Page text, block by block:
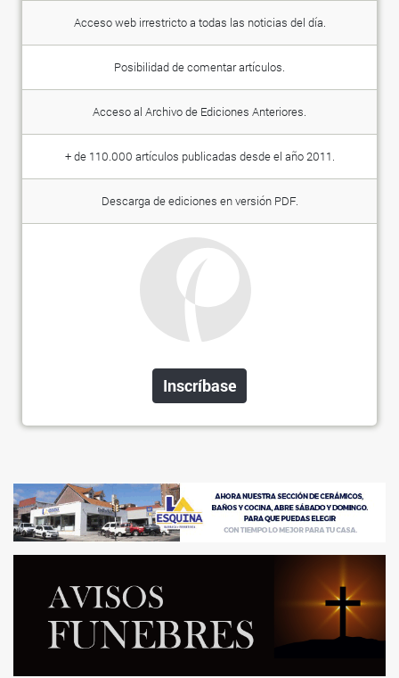
Acceso web irrestricto a todas las noticias del día.
Posibilidad de comentar artículos.
Acceso al Archivo de Ediciones Anteriores.
+ de 110.000 artículos publicadas desde el año 2011.
Descarga de ediciones en versión PDF.
Inscríbase